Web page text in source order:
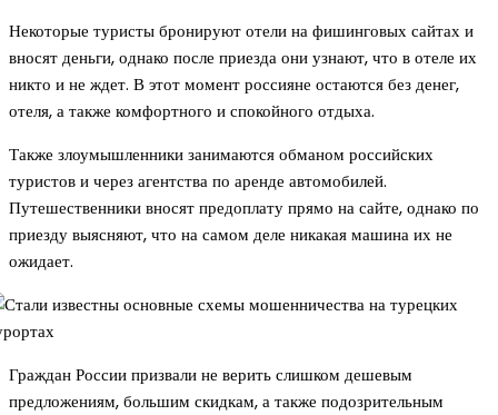
Некоторые туристы бронируют отели на фишинговых сайтах и
вносят деньги, однако после приезда они узнают, что в отеле их
никто и не ждет. В этот момент россияне остаются без денег,
отеля, а также комфортного и спокойного отдыха.
Также злоумышленники занимаются обманом российских
туристов и через агентства по аренде автомобилей.
Путешественники вносят предоплату прямо на сайте, однако по
приезду выясняют, что на самом деле никакая машина их не
ожидает.
Граждан России призвали не верить слишком дешевым
предложениям, большим скидкам, а также подозрительным